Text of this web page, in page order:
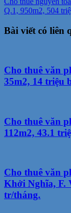
Q.1, 950m2, 504
Bài viết có liên
Cho thuê văn
35m2, 14 triệu
Cho thuê văn
112m2, 43.1
Cho thuê văn
Khởi Nghĩa, F.
tr/tháng.